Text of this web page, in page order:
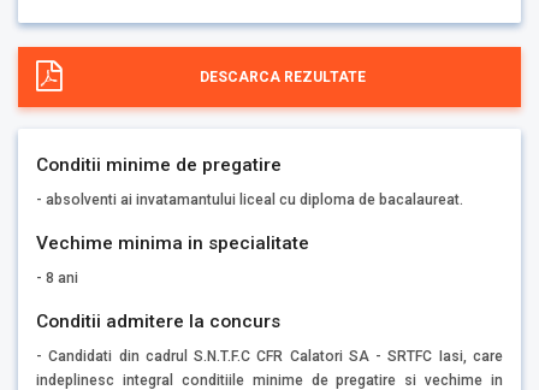
DESCARCA REZULTATE
Conditii minime de pregatire
- absolventi ai invatamantului liceal cu diploma de bacalaureat.
Vechime minima in specialitate
- 8 ani
Conditii admitere la concurs
- Candidati din cadrul S.N.T.F.C CFR Calatori SA - SRTFC Iasi, care
indeplinesc integral conditiile minime de pregatire si vechime in